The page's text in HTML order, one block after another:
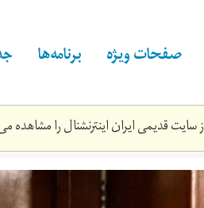
صفحات ویژه برنامه‌ها
قدیمی ایران اینترنشنال را